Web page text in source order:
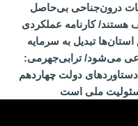
درون‌جناحی بی‌حاصل
هستند/ کارنامه عملکردی
تبدیل به سرمایه
می‌شود/ ترابی‌جهرمی:
دستاوردهای دولت چهاردهم
ملی است